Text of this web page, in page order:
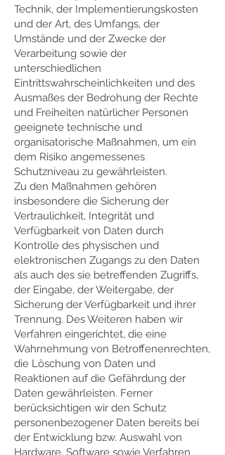
Technik, der Implementierungskosten
und der Art, des Umfangs, der
Umstände und der Zwecke der
Verarbeitung sowie der
unterschiedlichen
Eintrittswahrscheinlichkeiten und des
Ausmaßes der Bedrohung der Rechte
und Freiheiten natürlicher Personen
geeignete technische und
organisatorische Maßnahmen, um ein
dem Risiko angemessenes
Schutzniveau zu gewährleisten.
Zu den Maßnahmen gehören
insbesondere die Sicherung der
Vertraulichkeit, Integrität und
Verfügbarkeit von Daten durch
Kontrolle des physischen und
elektronischen Zugangs zu den Daten
als auch des sie betreffenden Zugriffs,
der Eingabe, der Weitergabe, der
Sicherung der Verfügbarkeit und ihrer
Trennung. Des Weiteren haben wir
Verfahren eingerichtet, die eine
Wahrnehmung von Betroffenenrechten,
die Löschung von Daten und
Reaktionen auf die Gefährdung der
Daten gewährleisten. Ferner
berücksichtigen wir den Schutz
personenbezogener Daten bereits bei
der Entwicklung bzw. Auswahl von
Hardware, Software sowie Verfahren